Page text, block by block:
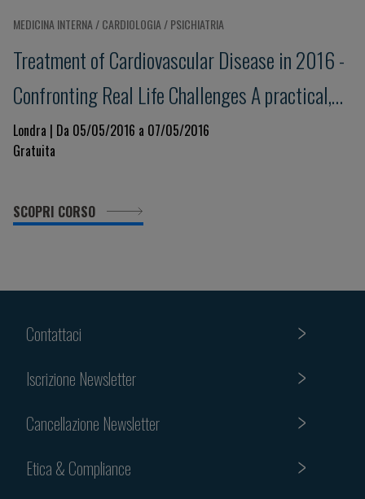
MEDICINA INTERNA / CARDIOLOGIA / PSICHIATRIA
Treatment of Cardiovascular Disease in 2016 -
Confronting Real Life Challenges A practical,
interactive workshop
Londra | Da 05/05/2016 a 07/05/2016
Gratuita
SCOPRI CORSO
Contattaci
Iscrizione Newsletter
Cancellazione Newsletter
Etica & Compliance